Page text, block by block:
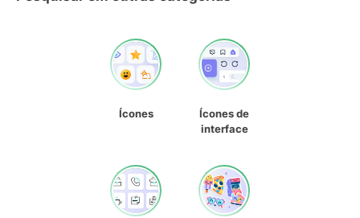
Ícones
Ícones de
interface